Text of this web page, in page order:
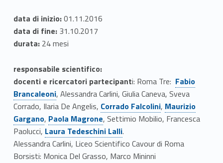
data di inizio:01.11.2016
data di fine: 31.10.2017
durata: 24 mesi
responsabile scientifico:
docenti e ricercatori partecipanti: Roma Tre: Link identifier #identifier__28032-2
Fabio
Brancaleoni, Alessandra Carlini, Giulia Caneva, Sveva
Corrado, Ilaria De Angelis, Link identifier #identifier__34659-3
Corrado Falcolini, Link identifier #identifier__112291-4
Maurizio
Gargano, Link identifier #identifier__130409-5
Paola Magrone, Settimio Mobilio, Francesca
Paolucci, Link identifier #identifier__28554-6
Laura Tedeschini Lalli.
Alessandra Carlini, Liceo Scientifico Cavour di Roma
Borsisti: Monica Del Grasso, Marco Mininni